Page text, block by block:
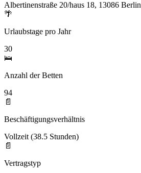
Albertinenstraße 20/haus 18, 13086 Berlin
🌴
Urlaubstage pro Jahr
30
🛌
Anzahl der Betten
94
📄
Beschäftigungsverhältnis
Vollzeit (38.5 Stunden)
📄
Vertragstyp